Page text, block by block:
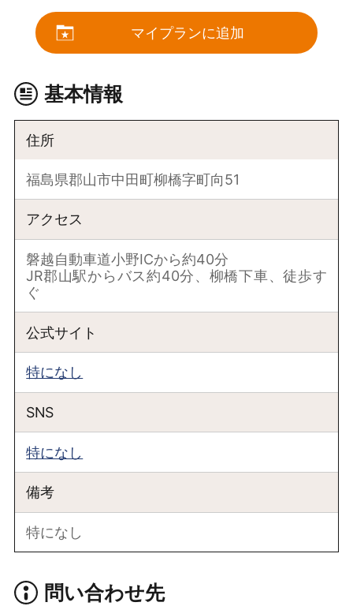
マイプランに追加
基本情報
住所
福島県郡山市中田町柳橋字町向51
アクセス
磐越自動車道小野ICから約40分
JR郡山駅からバス約40分、柳橋下車、徒歩す
ぐ
公式サイト
特になし
SNS
特になし
備考
特になし
問い合わせ先